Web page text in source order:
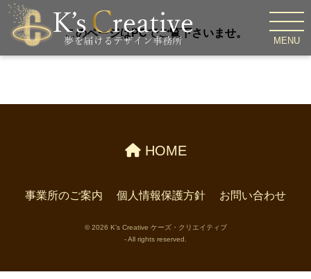
MENU
このページはPCでご覧下さいませ。
HOME
事業所のご案内 個人情報保護方針 お問い合わせ
© 2026 K's Creative ケーズ・クリエイティブ
- All rights reserved.